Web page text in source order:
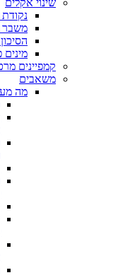
שינוי אקלים
משבר
מינים
קמפיינים
משאבים
מה